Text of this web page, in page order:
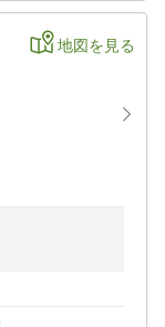
地図を見る